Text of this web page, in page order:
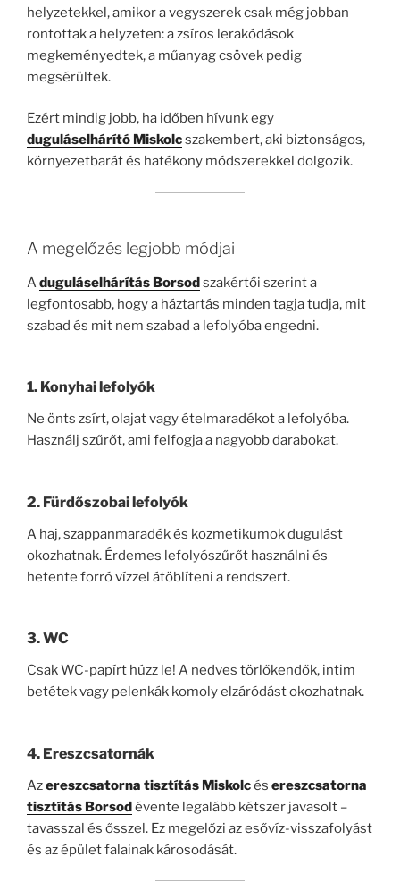
helyzetekkel, amikor a vegyszerek csak még jobban
rontottak a helyzeten: a zsíros lerakódások
megkeményedtek, a műanyag csövek pedig
megsérültek.
Ezért mindig jobb, ha időben hívunk egy
duguláselhárító Miskolcszakembert, aki biztonságos,
környezetbarát és hatékony módszerekkel dolgozik.
A megelőzés legjobb módjai
A duguláselhárítás Borsodszakértői szerint a
legfontosabb, hogy a háztartás minden tagja tudja, mit
szabad és mit nem szabad a lefolyóba engedni.
1. Konyhai lefolyók
Ne önts zsírt, olajat vagy ételmaradékot a lefolyóba.
Használj szűrőt, ami felfogja a nagyobb darabokat.
2. Fürdőszobai lefolyók
A haj, szappanmaradék és kozmetikumok dugulást
okozhatnak. Érdemes lefolyószűrőt használni és
hetente forró vízzel átöblíteni a rendszert.
3. WC
Csak WC-papírt húzz le! A nedves törlőkendők, intim
betétek vagy pelenkák komoly elzáródást okozhatnak.
4. Ereszcsatornák
Azereszcsatorna tisztítás Miskolcés ereszcsatorna
tisztítás Borsodévente legalább kétszer javasolt –
tavasszal és ősszel. Ez megelőzi az esővíz-visszafolyást
és az épület falainak károsodását.